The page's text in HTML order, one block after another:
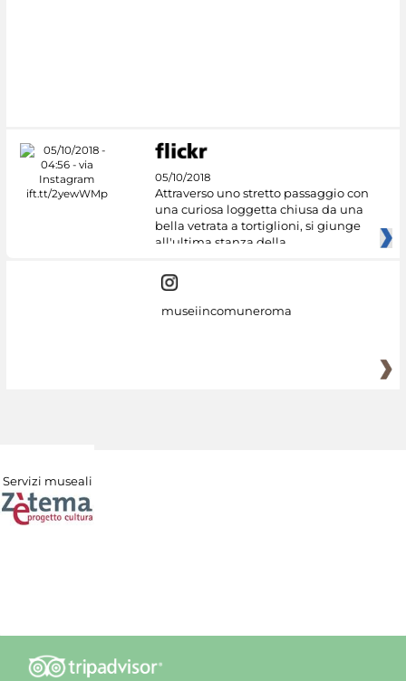
05/10/2018
Attraverso uno stretto passaggio con
una curiosa loggetta chiusa da una
bella vetrata a tortiglioni, si giunge
all'ultima stanza della
museiincomuneroma
Servizi museali